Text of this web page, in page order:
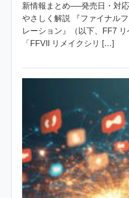
新情報まとめ──発売日・対
やさしく解説 『ファイナル
レーション』（以下、FF7 リ
「FFVII リメイクシリ […]